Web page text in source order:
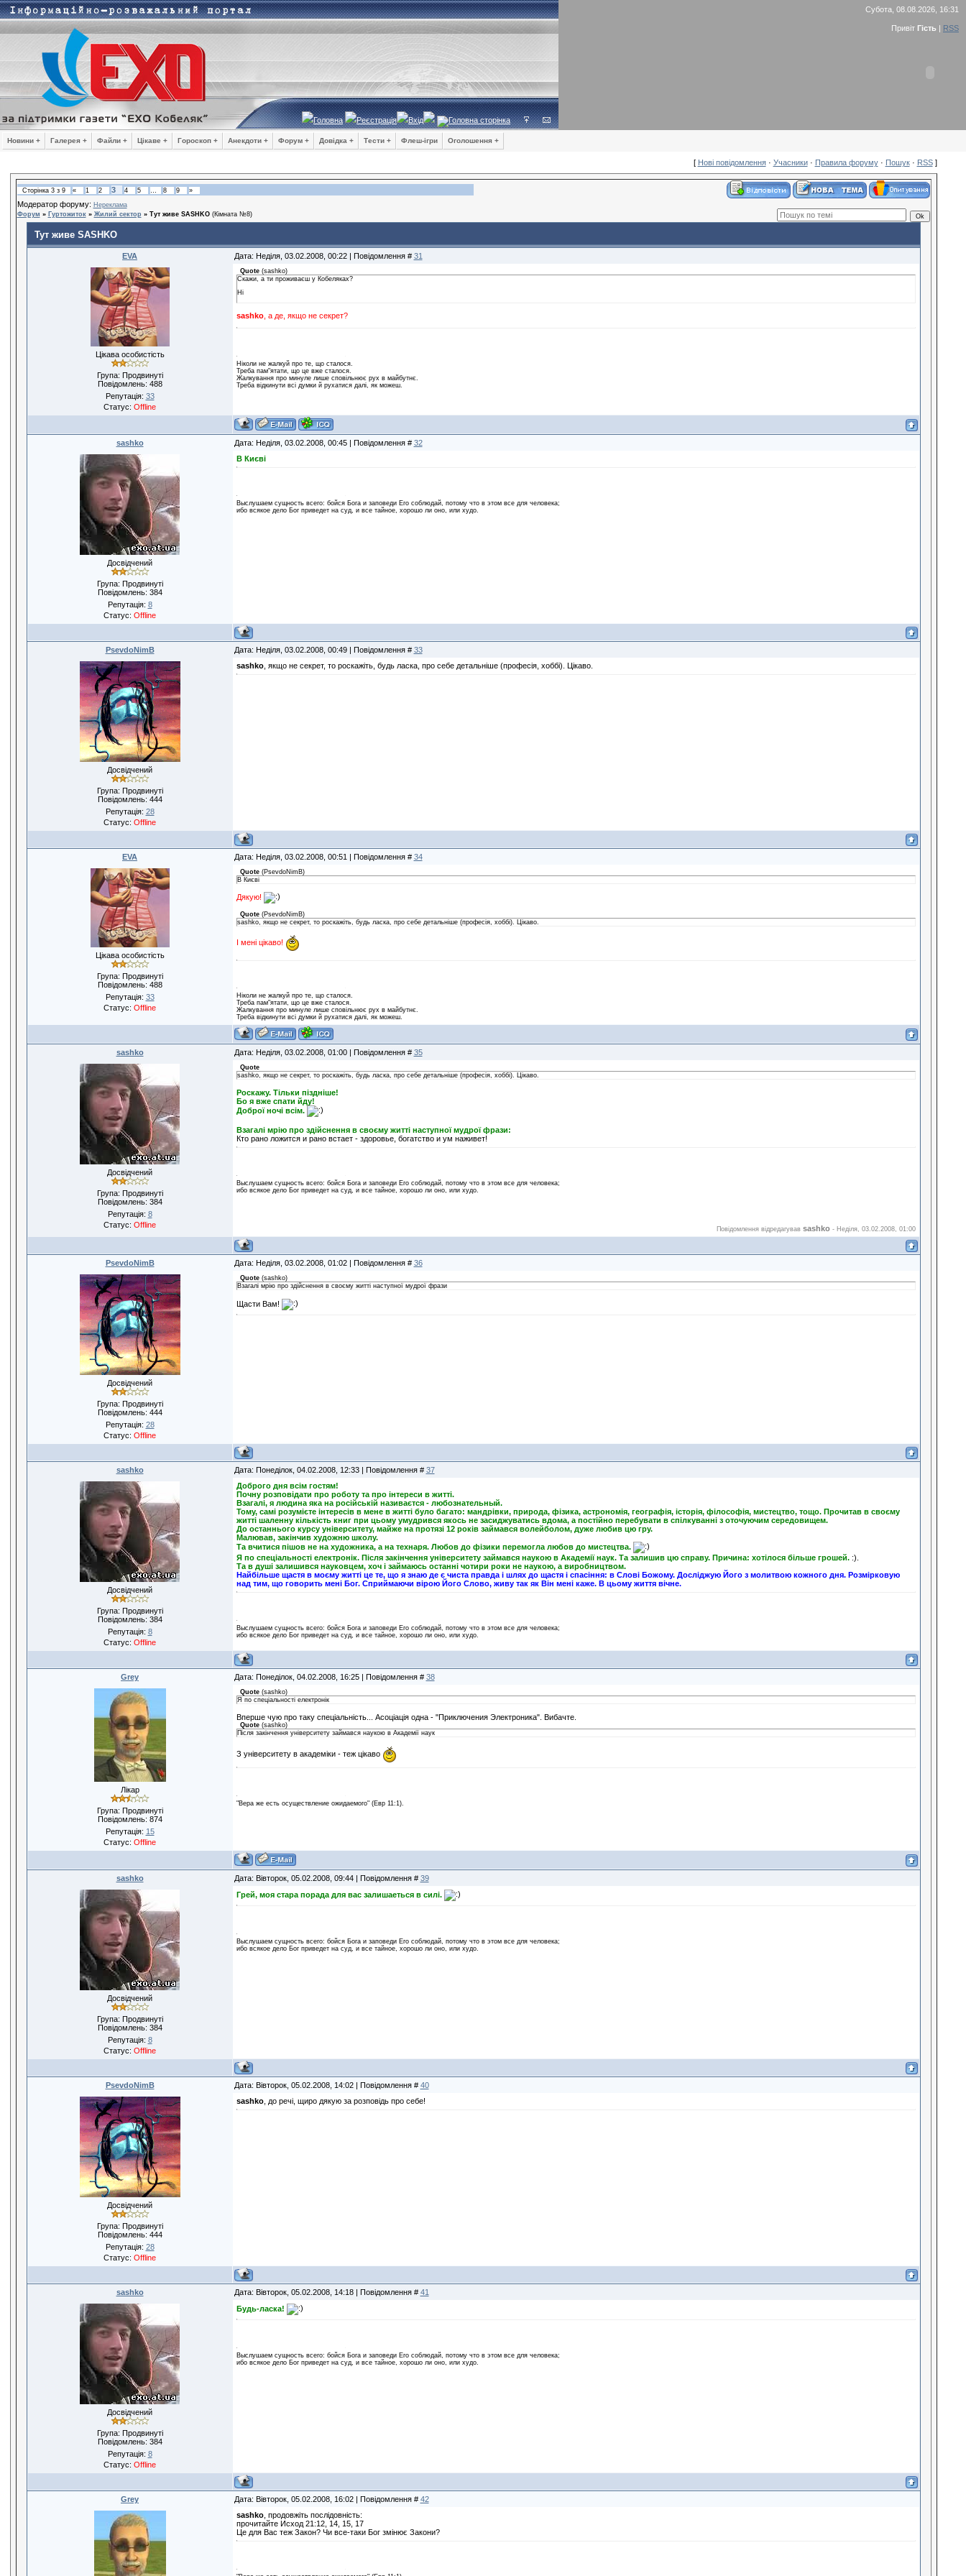
Субота, 08.08.2026, 16:31
Привіт Гість | RSS
Головна Реєстрація Вхід
Новини + Галерея + Файли + Цікаве + Гороскоп + Анекдоти + Форум + Довідка + Тести + Флеш-ігри Оголошення +
[ Нові повідомлення· Учасники· Правила форуму· Пошук· RSS]
Сторінка 3з 9 « 1 2 3 4 5 … 8 9 »
Модератор форуму: Нереклама
Форум » Гуртожиток » Жилий сектор » Тут живе SASHKO (Кімната №8)
Тут живе SASHKO
EVA Дата: Неділя, 03.02.2008, 00:22 | Повідомлення # 31
Цікава особистість
Група: Продвинуті
Повідомлень: 488
Репутація: 33
Статус: Offline
Quote(sashko)
Скажи, а ти проживаєш у Кобеляках?
Ні
sashko, а де, якщо не секрет?
Ніколи не жалкуй про те, що сталося.
Треба пам"ятати, що це вже сталося.
Жалкування про минуле лише сповільнює рух в майбутнє.
Треба відкинути всі думки й рухатися далі, як можеш.
sashko Дата: Неділя, 03.02.2008, 00:45 | Повідомлення # 32
Досвідчений
Група: Продвинуті
Повідомлень: 384
Репутація: 8
Статус: Offline
В Києві
Выслушаем сущность всего: бойся Бога и заповеди Его соблюдай, потому что в этом все для человека;
ибо всякое дело Бог приведет на суд, и все тайное, хорошо ли оно, или худо.
PsevdoNimB Дата: Неділя, 03.02.2008, 00:49 | Повідомлення # 33
Досвідчений
Група: Продвинуті
Повідомлень: 444
Репутація: 28
Статус: Offline
sashko, якщо не секрет, то роскажіть, будь ласка, про себе детальніше (професія, хоббі). Цікаво.
EVA Дата: Неділя, 03.02.2008, 00:51 | Повідомлення # 34
Цікава особистість
Група: Продвинуті
Повідомлень: 488
Репутація: 33
Статус: Offline
Quote(PsevdoNimB)
В Києві
Дякую!
Quote(PsevdoNimB)
sashko, якщо не секрет, то роскажіть, будь ласка, про себе детальніше (професія, хоббі). Цікаво.
І мені цікаво!
Ніколи не жалкуй про те, що сталося.
Треба пам"ятати, що це вже сталося.
Жалкування про минуле лише сповільнює рух в майбутнє.
Треба відкинути всі думки й рухатися далі, як можеш.
sashko Дата: Неділя, 03.02.2008, 01:00 | Повідомлення # 35
Досвідчений
Група: Продвинуті
Повідомлень: 384
Репутація: 8
Статус: Offline
Quote
sashko, якщо не секрет, то роскажіть, будь ласка, про себе детальніше (професія, хоббі). Цікаво.
Роскажу. Тільки піздніше!
Бо я вже спати йду!
Доброї ночі всім.
Взагалі мрію про здійснення в своєму житті наступної мудрої фрази:
Кто рано ложится и рано встает - здоровье, богатство и ум наживет!
Выслушаем сущность всего: бойся Бога и заповеди Его соблюдай, потому что в этом все для человека;
ибо всякое дело Бог приведет на суд, и все тайное, хорошо ли оно, или худо.
Повідомлення відредагував sashko- Неділя, 03.02.2008, 01:00
PsevdoNimB Дата: Неділя, 03.02.2008, 01:02 | Повідомлення # 36
Досвідчений
Група: Продвинуті
Повідомлень: 444
Репутація: 28
Статус: Offline
Quote(sashko)
Взагалі мрію про здійснення в своєму житті наступної мудрої фрази
Щасти Вам!
sashko Дата: Понеділок, 04.02.2008, 12:33 | Повідомлення # 37
Досвідчений
Група: Продвинуті
Повідомлень: 384
Репутація: 8
Статус: Offline
Доброго дня всім гостям!
Почну розповідати про роботу та про інтереси в житті.
Взагалі, я людина яка на російській називаєтся - любознательный.
Тому, самі розумієте інтересів в мене в житті було багато: мандрівки, природа, фізика, астрономія, географія, історія, філософія, мистецтво, тощо. Прочитав в своєму
житті шаленну кількість книг при цьому умудрився якось не засиджуватись вдома, а постійно перебувати в спілкуванні з оточуючим середовищем.
До останнього курсу університету, майже на протязі 12 років займався волейболом, дуже любив цю гру.
Малював, закінчив художню школу.
Та вчитися пішов не на художника, а на технаря. Любов до фізики перемогла любов до мистецтва.
Я по спеціальності електронік. Після закінчення університету займався наукою в Академії наук. Та залишив цю справу. Причина: хотілося більше грошей.:).
Та в душі залишився науковцем, хоч і займаюсь останні чотири роки не наукою, а виробництвом.
Найбільше щастя в моєму житті це те, що я знаю де є чиста правда і шлях до щастя і спасіння: в Слові Божому. Досліджую Його з молитвою кожного дня. Розмірковую
над тим, що говорить мені Бог. Сприймаючи вірою Його Слово, живу так як Він мені каже. В цьому життя вічне.
Выслушаем сущность всего: бойся Бога и заповеди Его соблюдай, потому что в этом все для человека;
ибо всякое дело Бог приведет на суд, и все тайное, хорошо ли оно, или худо.
Grey Дата: Понеділок, 04.02.2008, 16:25 | Повідомлення # 38
Лікар
Група: Продвинуті
Повідомлень: 874
Репутація: 15
Статус: Offline
Quote(sashko)
Я по спеціальності електронік
Вперше чую про таку спеціальність... Асоціація одна - "Приключения Электроника". Вибачте.
Quote(sashko)
Після закінчення університету займався наукою в Академії наук
З університету в академіки - теж цікаво
"Вера же есть осуществление ожидаемого" (Евр 11:1).
sashko Дата: Вівторок, 05.02.2008, 09:44 | Повідомлення # 39
Досвідчений
Група: Продвинуті
Повідомлень: 384
Репутація: 8
Статус: Offline
Грей, моя стара порада для вас залишаеться в силі.
Выслушаем сущность всего: бойся Бога и заповеди Его соблюдай, потому что в этом все для человека;
ибо всякое дело Бог приведет на суд, и все тайное, хорошо ли оно, или худо.
PsevdoNimB Дата: Вівторок, 05.02.2008, 14:02 | Повідомлення # 40
Досвідчений
Група: Продвинуті
Повідомлень: 444
Репутація: 28
Статус: Offline
sashko, до речі, щиро дякую за розповідь про себе!
sashko Дата: Вівторок, 05.02.2008, 14:18 | Повідомлення # 41
Досвідчений
Група: Продвинуті
Повідомлень: 384
Репутація: 8
Статус: Offline
Будь-ласка!
Выслушаем сущность всего: бойся Бога и заповеди Его соблюдай, потому что в этом все для человека;
ибо всякое дело Бог приведет на суд, и все тайное, хорошо ли оно, или худо.
Grey Дата: Вівторок, 05.02.2008, 16:02 | Повідомлення # 42
sashko, продовжіть послідовність:
прочитайте Исход 21:12, 14, 15, 17
Це для Вас теж Закон? Чи все-таки Бог змінює Закони?